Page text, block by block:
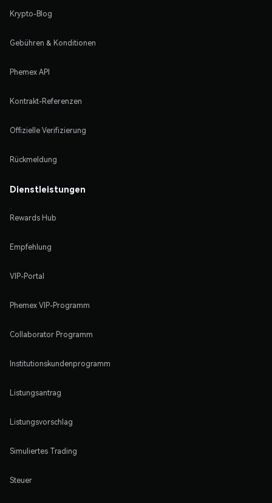
Krypto-Blog
Gebühren & Konditionen
Phemex API
Kontrakt-Referenzen
Offizielle Verifizierung
Rückmeldung
Dienstleistungen
Rewards Hub
Empfehlung
VIP-Portal
Phemex VIP-Programm
Collaborator Programm
Institutionskundenprogramm
Listungsantrag
Listungsvorschlag
Simuliertes Trading
Steuer